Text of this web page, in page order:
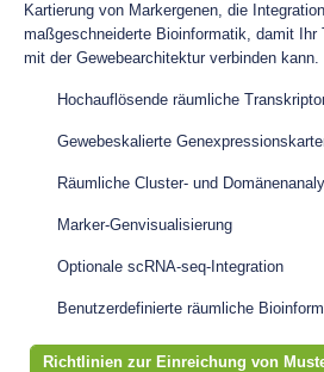
Kartierung von Markergenen, die
maßgeschneiderte Bioinformatik, damit Ihr
mit der Gewebearchitektur verbinden kann.
Hochauflösende räumliche
Gewebeskalierte
Räumliche Cluster- und
Marker-Genvisualisierung
Optionale scRNA-seq-Integration
Benutzerdefinierte räumliche
Richtlinien zur Einreichung von